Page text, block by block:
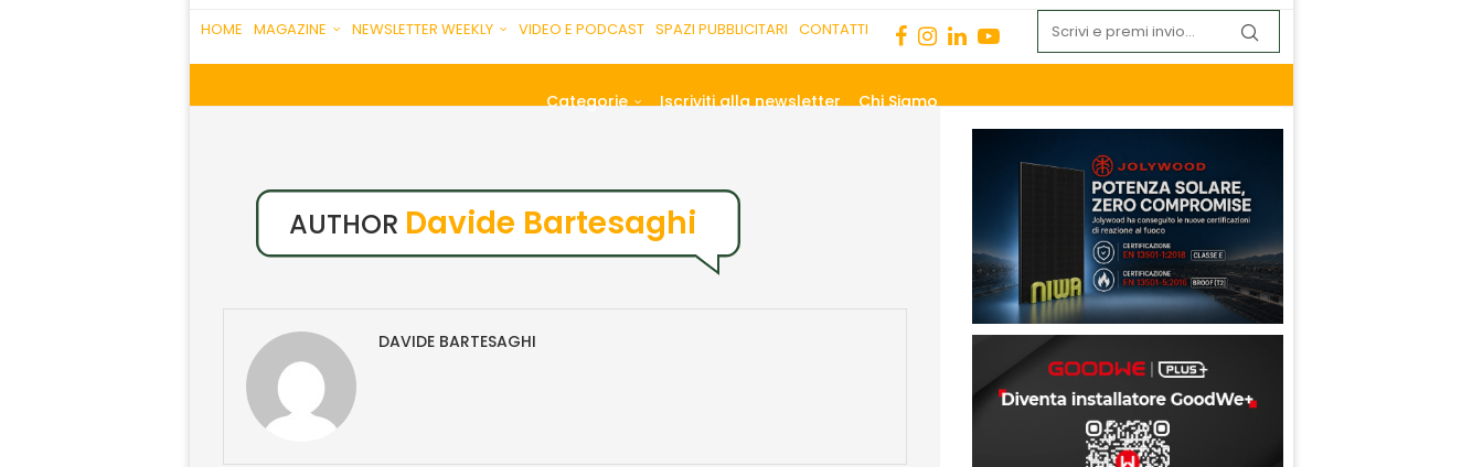
HOME MAGAZINE NEWSLETTER WEEKLY VIDEO E PODCAST SPAZI PUBBLICITARI CONTATTI
Categorie Iscriviti alla newsletter Chi Siamo
AUTHOR Davide Bartesaghi
DAVIDE BARTESAGHI